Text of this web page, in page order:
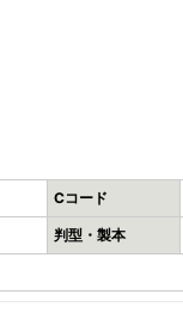
Cコード
判型・製本